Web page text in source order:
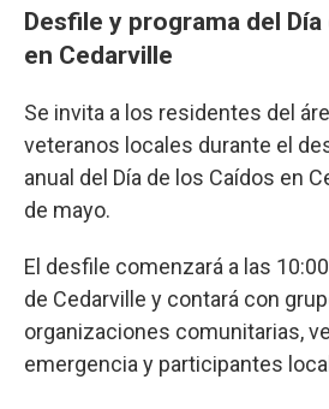
Desfile y programa del
en Cedarville
Se invita a los residentes del
veteranos locales durante el
anual del Día de los Caídos en
de mayo.
El desfile comenzará a las
de Cedarville y contará con
organizaciones comunitarias,
emergencia y participantes